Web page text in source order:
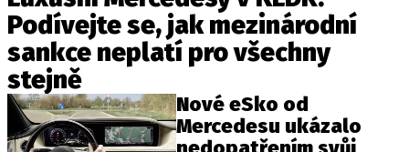
Podívejte se, jak mezinárodní
sankce neplatí pro všechny
stejně
Nové eSko od
Mercedesu ukázalo